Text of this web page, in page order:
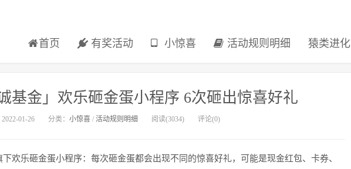
首页 有奖活动 小惊喜 活动规则明细 猿类进化
基金」欢乐砸金蛋小程序 6次砸出惊喜好礼
2022-01-26 分类： 小惊喜 / 活动规则明细 阅读(3034) 评论(0)
欢乐砸金蛋小程序：每次砸金蛋都会出现不同的惊喜好礼，可能是现金红包、卡券、